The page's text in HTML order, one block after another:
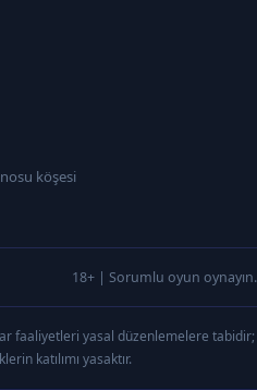
köşesi
18+ | Sorumlu oyun oynayın.
faaliyetleri yasal düzenlemelere tabidir;
katılımı yasaktır.